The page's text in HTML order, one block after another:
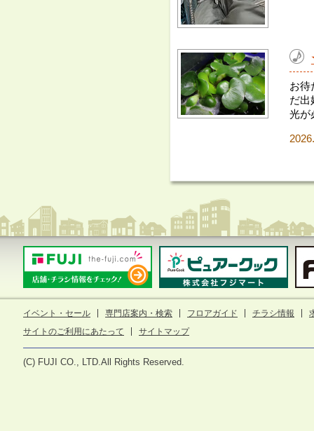
お待
だ出
光が
イベント・セール 専門店案内・検索 フロアガイド チラシ情報
サイトのご利用にあたって
サイトマップ
(C) FUJI CO., LTD.All Rights Reserved.